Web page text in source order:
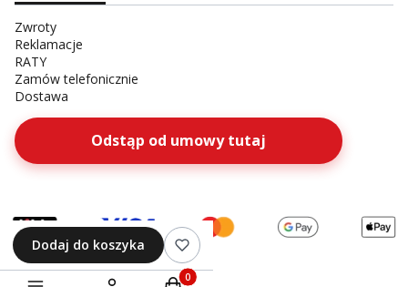
Zwroty
Reklamacje
RATY
Zamów telefonicznie
Dostawa
Odstąp od umowy tutaj
Dodaj do koszyka